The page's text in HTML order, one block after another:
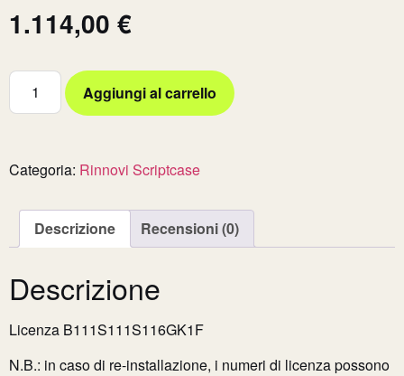
1.114,00 €
Aggiungi al carrello
Categoria: Rinnovi Scriptcase
Descrizione Recensioni (0)
Descrizione
Licenza B111S111S116GK1F
N.B.: in caso di re-installazione, i numeri di licenza possono